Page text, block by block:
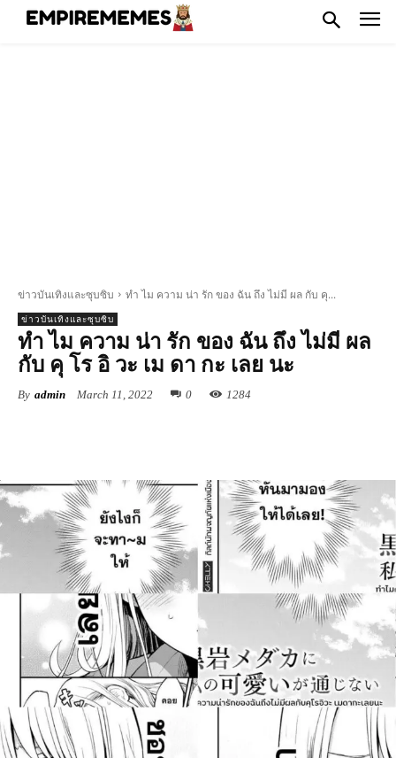
ข่าวบันเทิงและซุบซิบ ทํา ไม ความ น่า รัก ของ ฉัน ถึง ไม่มี ผล กับ คุ...
ข่าวบันเทิงและซุบซิบ
ทํา ไม ความ น่า รัก ของ ฉัน ถึง ไม่มี ผล
กับ คุ โร อิ วะ เม ดา กะ เลย นะ
By admin March 11, 2022 0 1284